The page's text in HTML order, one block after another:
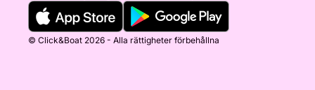
© Click&Boat 2026 - Alla rättigheter förbehållna